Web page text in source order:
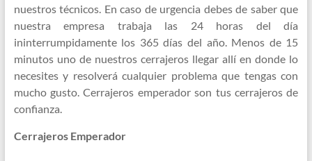
nuestros técnicos. En caso de urgencia debes de saber que
nuestra empresa trabaja las 24 horas del día
ininterrumpidamente los 365 días del año. Menos de 15
minutos uno de nuestros cerrajeros llegar allí en donde lo
necesites y resolverá cualquier problema que tengas con
mucho gusto. Cerrajeros emperador son tus cerrajeros de
confianza.
Cerrajeros Emperador